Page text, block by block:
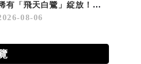
稀有「飛天白鷺」綻放！神戶六甲高山植物園「鷺草」珍貴現身
08-06